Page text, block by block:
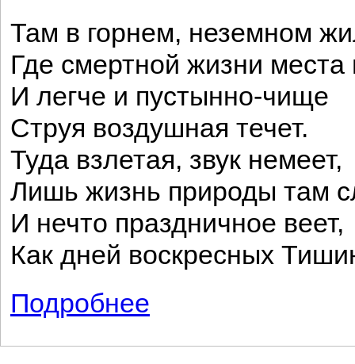
Там в горнем, неземном
Где смертной жизни места
И легче и пустынно-чище
Струя воздушная течет.
Туда взлетая, звук немеет,
Лишь жизнь природы там
И нечто праздничное веет,
Как дней воскресных
Подробнее